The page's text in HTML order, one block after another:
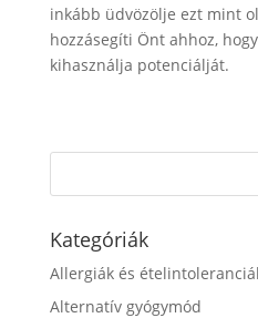
inkább üdvözölje ezt mint
hozzásegíti Önt ahhoz,
kihasználja potenciálját.
Kategóriák
Allergiák és
Alternatív gyógymód